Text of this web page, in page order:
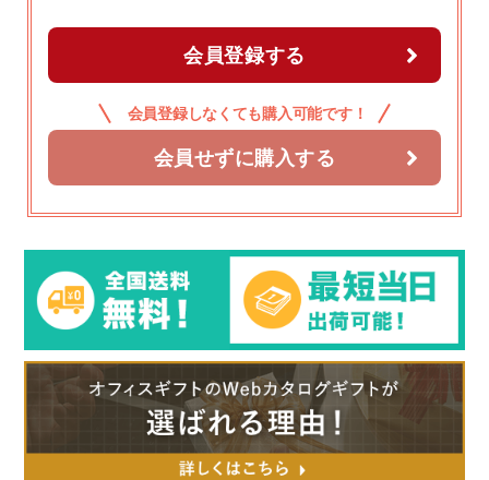
会員登録する
会員登録しなくても購入可能です！
会員せずに購入する